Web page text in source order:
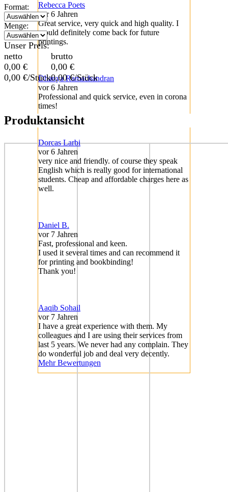
Rebecca Poets
vor 6 Jahren
Great service, very quick and high quality. I
would definitely come back for future
printings.
Dhanya Ramachandran
vor 6 Jahren
Professional and quick service, even in corona
times!
Dorcas Larbi
vor 6 Jahren
very nice and friendly. of course they speak
English which is really good for international
students. Cheap and affordable charges here as
well.
Daniel B.
vor 7 Jahren
Fast, professional and keen.
I used it several times and can recommend it
for printing and bookbinding!
Thank you!
Aaqib Sohail
vor 7 Jahren
I have a great experience with them. My
colleagues and I are using their services from
last 5 years. We never had any complain. They
do wonderful job and deal very decently.
Mehr Bewertungen
Format:
Menge:
Unser Preis:
netto
0,00 €
0,00 €/Stück
brutto
0,00 €
0,00€/Stück
Produktansicht